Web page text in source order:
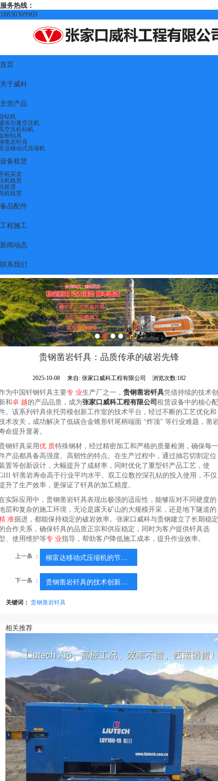
服务热线：
18830309969
首页
关于威科
主营产品
钻机
埃尔曼空压机
空压机钻机
刚钻具
凿岩钎具
达移动式压缩机
设备租赁
机买卖
机租赁
租赁
机租赁
备品配件
工程施工
新闻动态
联系我们
贵钢凿岩钎具：品质传承的破岩先锋
2025-10-08 来自: 张家口威科工程有限公司 浏览次数:182
为中国钎钢钎具主要专 业生产厂之一， 贵钢凿岩钎具凭借持续的技术创
和卓 越的产品品质，成为张家口威科工程有限公司 租赁设备中的核心配
。该系列钎具依托劳模创新工作室的技术平台，经过不断的工艺优化和
术攻关，成功解决了低碳合金锥形钎尾柄端面 “炸顶” 等行业难题，凿
命提升显著。
钢钎具采用优 质特殊钢材，经过精密加工和严格的质量检测，确保每一
产品都具备高强度、高韧性的特点。在生产过程中，通过抽芯切割定位
置等创新设计，大幅提升了成材率，同时优化了重型钎产品工艺，使
钎凿岩寿命高于行业平均水平。双工位数控深孔钻的投入使用，不仅
升了生产效率，更保证了钎具的加工精度。
实际应用中，贵钢凿岩钎具表现出极强的适应性，能够应对不同硬度的
层和复杂的施工环境，无论是露天矿山的大规模开采，还是地下隧道的
准掘进，都能保持稳定的破岩效率。张家口威科与贵钢建立了长期稳定
合作关系，确保钎具的品质正宗和供应稳定，同时为客户提供钎具选
、使用维护等专 业指导，帮助客户降低施工成本，提升作业效率。
上一条 ： 柳富达移动式压缩机的节能...
下一条 ： 贵钢凿岩钎具的技术创新与耐用性
关键词： 贵钢凿岩钎具
相关推荐